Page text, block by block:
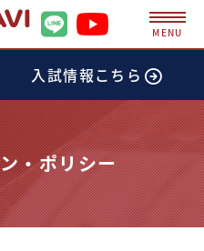
MENU
入試情報こちら
・ポリシー